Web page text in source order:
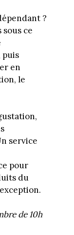
?
ce
puis
en
le
service
pour
du
de 10h